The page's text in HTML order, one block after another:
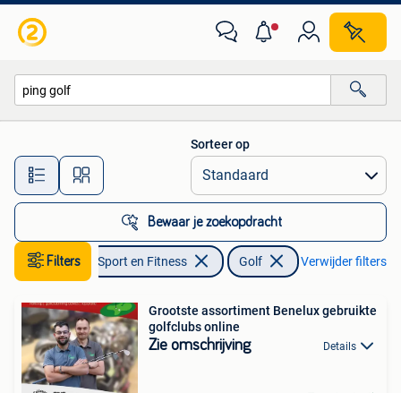
Alle afstanden…
Sorteer op
Bewaar je zoekopdracht
Filters Sport en Fitness Golf Verwijder filters
Grootste assortiment Benelux gebruikte
golfclubs online
Zie omschrijving Details